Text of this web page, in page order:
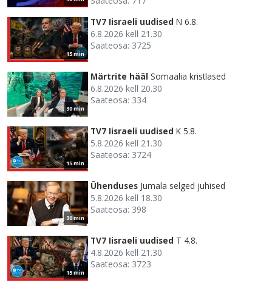
15 min
TV7 Iisraeli uudised N 6.8.
6.8.2026 kell 21.30
Saateosa: 3725
30 min
Märtrite hääl Somaalia kristlased
6.8.2026 kell 20.30
Saateosa: 334
15 min
TV7 Iisraeli uudised K 5.8.
5.8.2026 kell 21.30
Saateosa: 3724
30 min
Ühenduses Jumala selged juhised
5.8.2026 kell 18.30
Saateosa: 398
15 min
TV7 Iisraeli uudised T 4.8.
4.8.2026 kell 21.30
Saateosa: 3723